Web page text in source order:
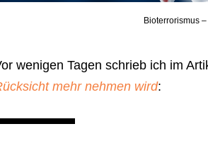
Bioterrorismus
wenigen Tagen schrieb ich im
mehr nehmen wird: